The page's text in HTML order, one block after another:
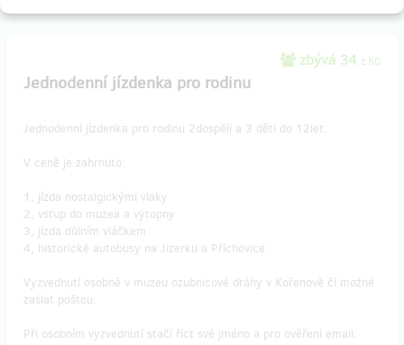
zbývá 34 z 50
Jednodenní jízdenka pro rodinu
Jednodenní jízdenka pro rodinu 2dospělí a 3 děti do 12let.
V ceně je zahrnuto:
1, jízda nostalgickými vlaky
2, vstup do muzea a výtopny
3, jízda důlním vláčkem
4, historické autobusy na Jizerku a Příchovice
​Vyzvednutí osobně v muzeu ozubnicové dráhy v Kořenově či možné
zaslat poštou.
Při osobním vyzvednutí stačí říct své jméno a pro ověření email.